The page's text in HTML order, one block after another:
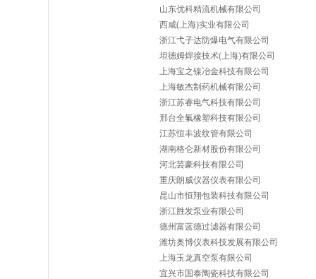
山东优科精流机械有限公司
西咸(上海)实业有限公司
浙江弋子达防爆电气有限公司
坦德姆焊接技术(上海)有限公司
上海宝之镍冶金科技有限公司
上海敏杰制药机械有限公司
浙江苏睿电气科技有限公司
邢台全氟橡塑科技有限公司
江苏恒丰波纹管有限公司
湖南格仑新材股份有限公司
河北芸豪科技有限公司
重庆朗威仪器仪表有限公司
昆山市恒翔包装科技有限公司
浙江胜发泵业有限公司
德州富蓝德过滤器有限公司
潍坊奥博仪表科技发展有限公司
上海玉龙真空泵有限公司
宜兴市国泰陶瓷科技有限公司